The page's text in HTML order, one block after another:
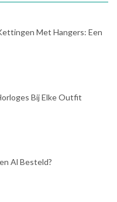
Met Hangers: Een
Bij Elke Outfit
Al Besteld?